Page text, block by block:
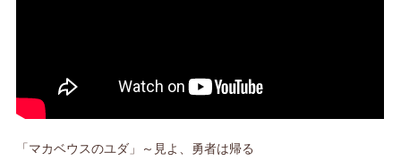
「マカベウスのユダ」～見よ、勇者は帰る